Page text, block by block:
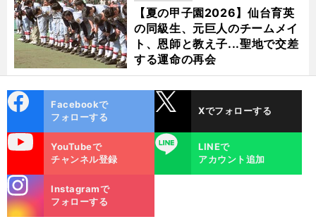
【夏の甲子園2026】仙台育英
の同級生、元巨人のチームメイ
ト、恩師と教え子...聖地で交差
する運命の再会
ok
Facebookで
フォローする
Xでフォローする
YouTubeで
チャンネル登録
LINE
LINEで
アカウント追加
m
Instagramで
フォローする